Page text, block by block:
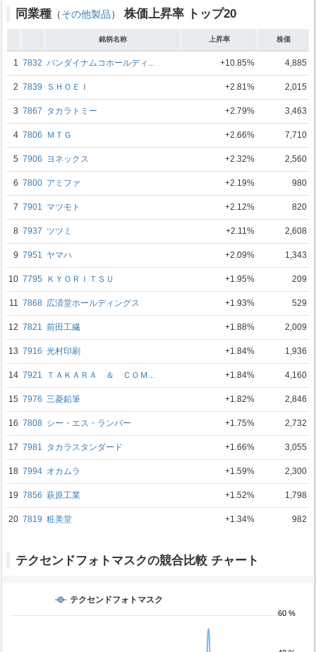
同業種 （その他製品） 株価上昇率 トップ20
銘柄名称 上昇率 株価
1 7832 バンダイナムコホールディ... +10.85% 4,885
2 7839 ＳＨＯＥＩ +2.81% 2,015
3 7867 タカラトミー +2.79% 3,463
4 7806 ＭＴＧ +2.66% 7,710
5 7906 ヨネックス +2.32% 2,560
6 7800 アミファ +2.19% 980
7 7901 マツモト +2.12% 820
8 7937 ツツミ +2.11% 2,608
9 7951 ヤマハ +2.09% 1,343
10 7795 ＫＹＯＲＩＴＳＵ +1.95% 209
11 7868 広済堂ホールディングス +1.93% 529
12 7821 前田工繊 +1.88% 2,009
13 7916 光村印刷 +1.84% 1,936
14 7921 ＴＡＫＡＲＡ ＆ ＣＯＭ... +1.84% 4,160
15 7976 三菱鉛筆 +1.82% 2,846
16 7808 シー・エス・ランバー +1.75% 2,732
17 7981 タカラスタンダード +1.66% 3,055
18 7994 オカムラ +1.59% 2,300
19 7856 萩原工業 +1.52% 1,798
20 7819 粧美堂 +1.34% 982
テクセンドフォトマスクの競合比較 チャート
テクセンドフォトマスク
60 %